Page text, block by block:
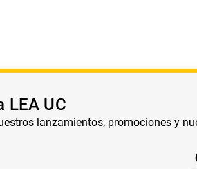
LEA UC
lanzamientos, promociones y